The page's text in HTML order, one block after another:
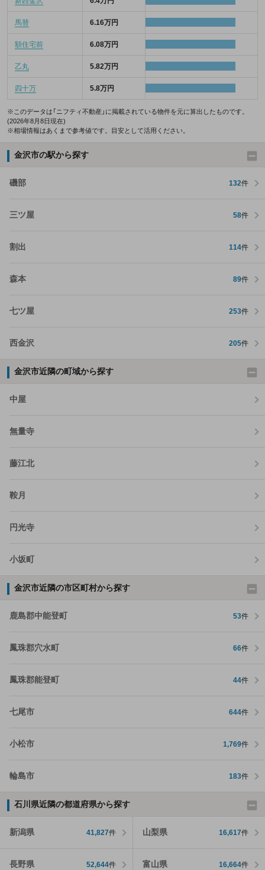
馬替 6.16万円
額住宅前 6.08万円
乙丸 5.82万円
四十万 5.8万円
※このデータは「ニフティ不動産」に掲載されている物件を元に算出したものです。
(2026年8月8日現在)
※相場情報はあくまで参考値です。目安として活用ください。
金沢市の駅から探す
磯部 132件
三ツ屋 58件
割出 114件
森本 89件
七ツ屋 253件
西金沢 205件
金沢市近隣の町域から探す
中屋
無量寺
藤江北
鞍月
円光寺
小坂町
金沢市近隣の市区町村から探す
鹿島郡中能登町 53件
鳳珠郡穴水町 66件
鳳珠郡能登町 44件
七尾市 644件
小松市 1,769件
輪島市 183件
石川県近隣の都道府県から探す
新潟県 41,827件 山梨県 16,617件
長野県 52,644件 富山県 16,664件